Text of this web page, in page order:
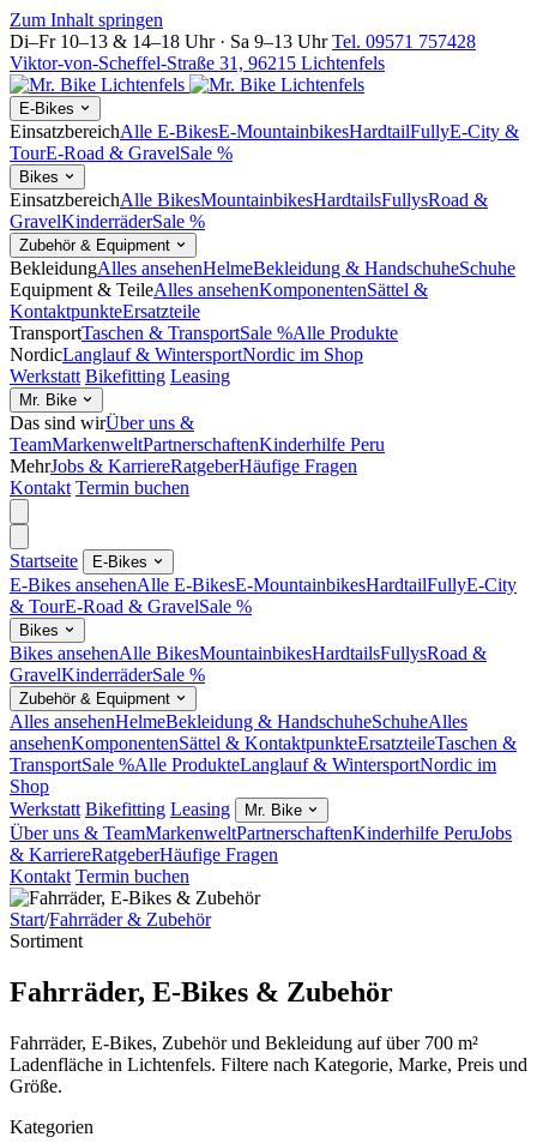
Zum Inhalt springen
Di–Fr 10–13 & 14–18 Uhr · Sa 9–13 Uhr Tel. 09571 757428
Viktor-von-Scheffel-Straße 31, 96215 Lichtenfels
E-Bikes
EinsatzbereichAlle E-BikesE-MountainbikesHardtailFullyE-City &
TourE-Road & GravelSale %
Bikes
EinsatzbereichAlle BikesMountainbikesHardtailsFullysRoad &
GravelKinderräderSale %
Zubehör & Equipment
BekleidungAlles ansehenHelmeBekleidung & HandschuheSchuhe
Equipment & TeileAlles ansehenKomponentenSättel &
KontaktpunkteErsatzteile
TransportTaschen & TransportSale %Alle Produkte
NordicLanglauf & WintersportNordic im Shop
Werkstatt Bikefitting Leasing
Mr. Bike
Das sind wirÜber uns &
TeamMarkenweltPartnerschaftenKinderhilfe Peru
MehrJobs & KarriereRatgeberHäufige Fragen
Kontakt Termin buchen
Startseite E-Bikes
E-Bikes ansehenAlle E-BikesE-MountainbikesHardtailFullyE-City
& TourE-Road & GravelSale %
Bikes
Bikes ansehenAlle BikesMountainbikesHardtailsFullysRoad &
GravelKinderräderSale %
Zubehör & Equipment
Alles ansehenHelmeBekleidung & HandschuheSchuheAlles
ansehenKomponentenSättel & KontaktpunkteErsatzteileTaschen &
TransportSale %Alle ProdukteLanglauf & WintersportNordic im
Shop
Werkstatt Bikefitting Leasing Mr. Bike
Über uns & TeamMarkenweltPartnerschaftenKinderhilfe PeruJobs
& KarriereRatgeberHäufige Fragen
Kontakt Termin buchen
Start/Fahrräder & Zubehör
Sortiment
Fahrräder, E-Bikes & Zubehör
Fahrräder, E-Bikes, Zubehör und Bekleidung auf über 700 m²
Ladenfläche in Lichtenfels. Filtere nach Kategorie, Marke, Preis und
Größe.
Kategorien